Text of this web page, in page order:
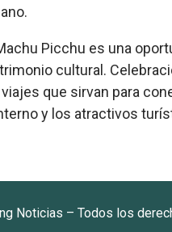
Picchu es una
cultural.
que sirvan para
y los atractivos
Noticias – Todos los